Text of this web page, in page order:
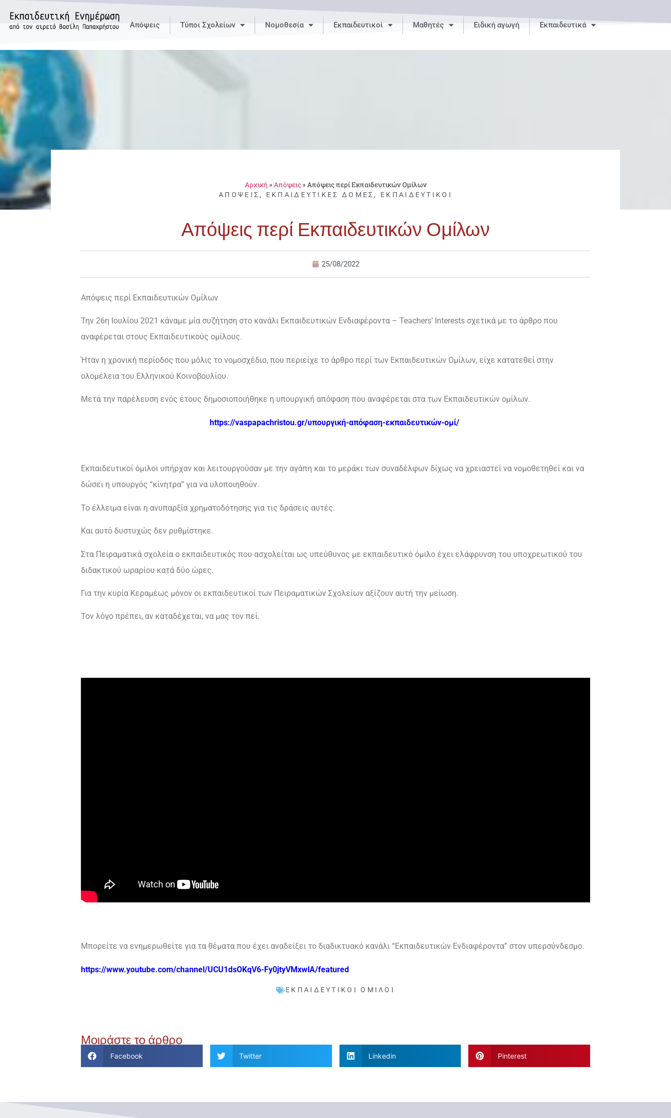
Απόψεις Τύποι Σχολείων Νομοθεσία Εκπαιδευτικοί Μαθητές Ειδική αγωγή Εκπαιδευτικά
Αρχική »Απόψεις»Απόψεις περί Εκπαιδευτικών Ομίλων
ΑΠΌΨΕΙΣ , ΕΚΠΑΙΔΕΥΤΙΚΈΣ ΔΟΜΈΣ , ΕΚΠΑΙΔΕΥΤΙΚΟΊ
Απόψεις περί Εκπαιδευτικών Ομίλων
25/08/2022
Απόψεις περί Εκπαιδευτικών Ομίλων
Την 26η Ιουλίου 2021 κάναμε μία συζήτηση στο κανάλι Εκπαιδευτικών Ενδιαφέροντα – Teachers’ Interests σχετικά με το άρθρο που
αναφέρεται στους Εκπαιδευτικούς ομίλους.
Ήταν η χρονική περίοδος που μόλις το νομοσχέδιο, που περιείχε το άρθρο περί των Εκπαιδευτικών Ομίλων, είχε κατατεθεί στην
ολομέλεια του Ελληνικού Κοινοβουλίου.
Μετά την παρέλευση ενός έτους δημοσιοποιήθηκε η υπουργική απόφαση που αναφέρεται στα των Εκπαιδευτικών ομίλων.
https://vaspapachristou.gr/υπουργική-απόφαση-εκπαιδευτικών-ομί/
Εκπαιδευτικοί όμιλοι υπήρχαν και λειτουργούσαν με την αγάπη και το μεράκι των συναδέλφων δίχως να χρειαστεί να νομοθετηθεί και να
δώσει η υπουργός “κίνητρα” για να υλοποιηθούν.
Το έλλειμα είναι η ανυπαρξία χρηματοδότησης για τις δράσεις αυτές.
Και αυτό δυστυχώς δεν ρυθμίστηκε.
Στα Πειραματικά σχολεία ο εκπαιδευτικός που ασχολείται ως υπεύθυνος με εκπαιδευτικό όμιλο έχει ελάφρυνση του υποχρεωτικού του
διδακτικού ωραρίου κατά δύο ώρες.
Για την κυρία Κεραμέως μόνον οι εκπαιδευτικοί των Πειραματικών Σχολείων αξίζουν αυτή την μείωση.
Τον λόγο πρέπει, αν καταδέχεται, να μας τον πεί.
Μπορείτε να ενημερωθείτε για τα θέματα που έχει αναδείξει το διαδικτυακό κανάλι “Εκπαιδευτικών Ενδιαφέροντα” στον υπερσύνδεσμο.
https://www.youtube.com/channel/UCU1dsOKqV6-Fy0jtyVMxwlA/featured
ΕΚΠΑΙΔΕΥΤΙΚΟΊ ΌΜΙΛΟΙ
Μοιράστε το άρθρο
Facebook Twitter Linkedin Pinterest